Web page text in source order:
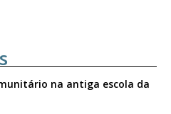
na antiga escola da